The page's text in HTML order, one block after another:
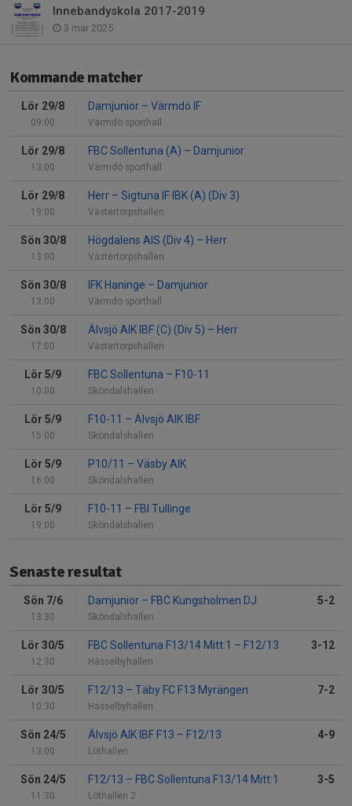
Innebandyskola 2017-2019
3 mar 2025
Kommande matcher
Lör 29/8
09:00
Damjunior – Värmdö IF
Värmdö sporthall
Lör 29/8
13:00
FBC Sollentuna (A) – Damjunior
Värmdö sporthall
Lör 29/8
19:00
Herr – Sigtuna IF IBK (A) (Div 3)
Västertorpshallen
Sön 30/8
13:00
Högdalens AIS (Div 4) – Herr
Västertorpshallen
Sön 30/8
13:00
IFK Haninge – Damjunior
Värmdö sporthall
Sön 30/8
17:00
Älvsjö AIK IBF (C) (Div 5) – Herr
Västertorpshallen
Lör 5/9
10:00
FBC Sollentuna – F10-11
Sköndalshallen
Lör 5/9
15:00
F10-11 – Älvsjö AIK IBF
Sköndalshallen
Lör 5/9
16:00
P10/11 – Väsby AIK
Sköndalshallen
Lör 5/9
19:00
F10-11 – FBI Tullinge
Sköndalshallen
Senaste resultat
Sön 7/6
13:30
Damjunior – FBC Kungsholmen DJ
Sköndalshallen
5-2
Lör 30/5
12:30
FBC Sollentuna F13/14 Mitt:1 – F12/13
Hässelbyhallen
3-12
Lör 30/5
10:30
F12/13 – Täby FC F13 Myrängen
Hässelbyhallen
7-2
Sön 24/5
13:00
Älvsjö AIK IBF F13 – F12/13
Löthallen
4-9
Sön 24/5
11:30
F12/13 – FBC Sollentuna F13/14 Mitt:1
Löthallen 2
3-5